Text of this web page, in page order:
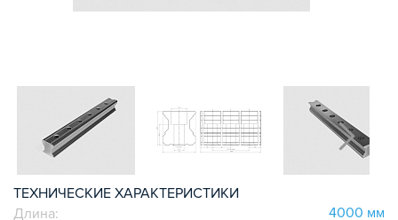
ШАРИКО-ВИНТОВЫЕ ПЕРЕДАЧИ (ШВП)
ОПОРЫ ХОДОВЫХ ВИНТОВ
ЛИНЕЙНЫЕ ПОДШИПНИКИ И МОДУЛИ
КАБЕЛЬ-КАНАЛЫ СТАНОЧНЫЕ ГИБКИЕ
ТЕХНИЧЕСКИЕ ХАРАКТЕРИСТИКИ
Длина:
4000 мм